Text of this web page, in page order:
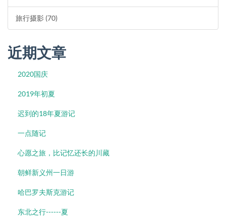
旅行摄影 (70)
近期文章
2020国庆
2019年初夏
迟到的18年夏游记
一点随记
心愿之旅，比记忆还长的川藏
朝鲜新义州一日游
哈巴罗夫斯克游记
东北之行------夏